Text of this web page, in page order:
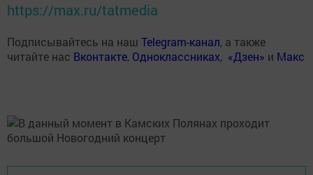
https://max.ru/tatmedia
Подписывайтесь на наш Telegram-канал, а также
читайте нас Вконтакте, Одноклассниках, «Дзен» и Макс